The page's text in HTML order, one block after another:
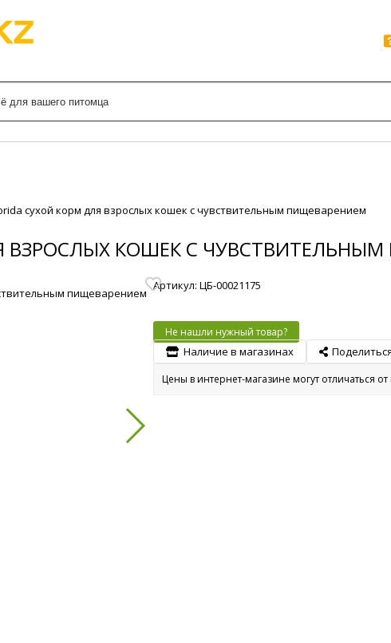
сухой корм для взрослых кошек с чувствительным пищеварением
ВЗРОСЛЫХ КОШЕК С
Артикул: ЦБ-00021175
Не нашли нужный товар?
Наличие в магазинах Поделиться
Цены в интернет-магазине могут отличаться